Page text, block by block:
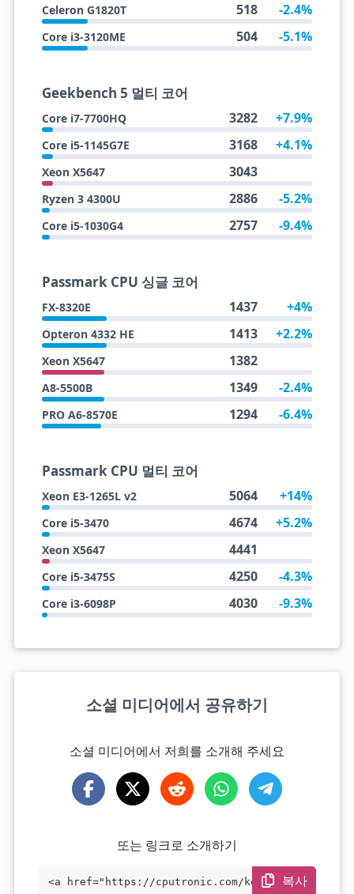
Celeron G1820T 518 -2.4%
Core i3-3120ME 504 -5.1%
Geekbench 5 멀티 코어
Core i7-7700HQ 3282 +7.9%
Core i5-1145G7E 3168 +4.1%
Xeon X5647 3043
Ryzen 3 4300U 2886 -5.2%
Core i5-1030G4 2757 -9.4%
Passmark CPU 싱글 코어
FX-8320E 1437 +4%
Opteron 4332 HE 1413 +2.2%
Xeon X5647 1382
A8-5500B 1349 -2.4%
PRO A6-8570E 1294 -6.4%
Passmark CPU 멀티 코어
Xeon E3-1265L v2 5064 +14%
Core i5-3470 4674 +5.2%
Xeon X5647 4441
Core i5-3475S 4250 -4.3%
Core i3-6098P 4030 -9.3%
소셜 미디어에서 공유하기
소셜 미디어에서 저희를 소개해 주세요
또는 링크로 소개하기
<a href="https://cputronic.com/ko/cpu/in
복사